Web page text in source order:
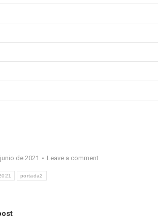
de 2021 Leave a comment
portada2